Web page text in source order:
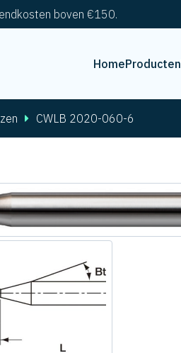
boven €150.
HomeProducten
CWLB 2020-060-6